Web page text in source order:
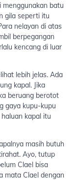
batu
gila seperti itu
nelayan di atas
berpegangan
kencang di luar
lebih jelas. Ada
kapal. Jika
beruang berotot
gaya kupu-kupu
kapal itu
masih butuh
Ayo, tutup
Clael bisa
mata Clael dengan